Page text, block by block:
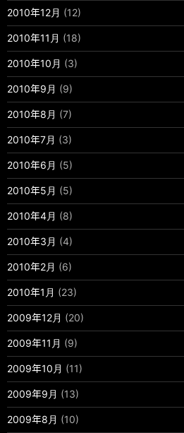
2010年12月 (12)
2010年11月 (18)
2010年10月 (3)
2010年9月 (9)
2010年8月 (7)
2010年7月 (3)
2010年6月 (5)
2010年5月 (5)
2010年4月 (8)
2010年3月 (4)
2010年2月 (6)
2010年1月 (23)
2009年12月 (20)
2009年11月 (9)
2009年10月 (11)
2009年9月 (13)
2009年8月 (10)